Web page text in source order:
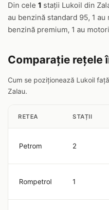
Din cele 1 stații Lukoil din
au benzină standard 95, 1 au
benzină premium, 1 au
Comparație rețele
Cum se poziționează Lukoil
Zalau.
RETEA STAȚII
Petrom 2
Rompetrol 1